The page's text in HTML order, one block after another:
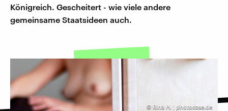
Königreich. Gescheitert - wie viele andere
gemeinsame Staatsideen auch.
© Rina H. | photocase.de